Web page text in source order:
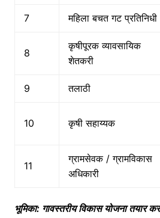
7 महिला बचत गट प्रतिनिधी
8
कृषीपूरक व्यावसायिक
शेतकरी
9 तलाठी
10 कृषी सहाय्यक
11
ग्रामसेवक / ग्रामविकास
अधिकारी
भूमिका: गावस्तरीय विकास योजना तयार